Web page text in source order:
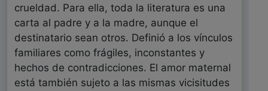
crueldad. Para ella, toda la literatura es una
carta al padre y a la madre, aunque el
destinatario sean otros. Definió a los vínculos
familiares como frágiles, inconstantes y
hechos de contradicciones. El amor maternal
está también sujeto a las mismas vicisitudes